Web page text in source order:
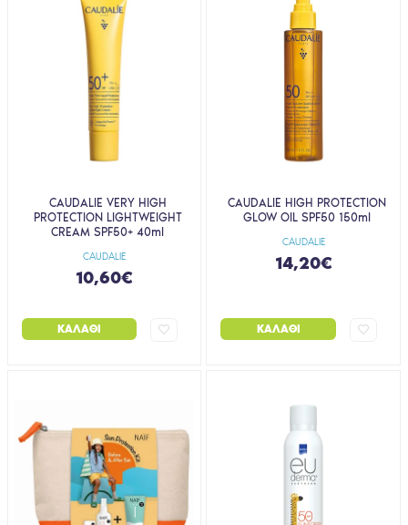
CAUDALIE
CAUDALIE VERY HIGH
PROTECTION LIGHTWEIGHT
CREAM SPF50+ 40ml
10,60€
ΚΑΛΆΘΙ
CAUDALIE
CAUDALIE HIGH PROTECTION
GLOW OIL SPF50 150ml
14,20€
ΚΑΛΆΘΙ